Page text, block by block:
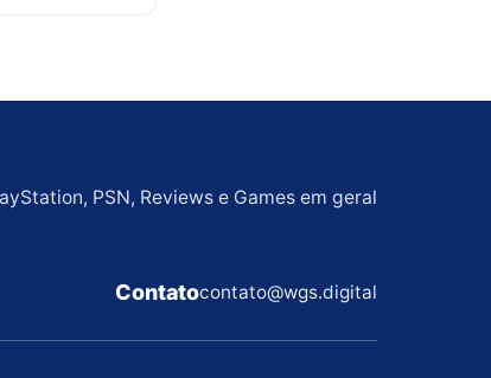
PSN, Reviews e Games em geral
Contatocontato@wgs.digital